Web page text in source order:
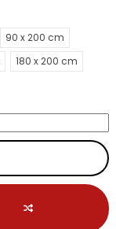
90 x 200 cm
180 x 200 cm